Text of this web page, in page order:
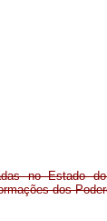
no Estado
dos